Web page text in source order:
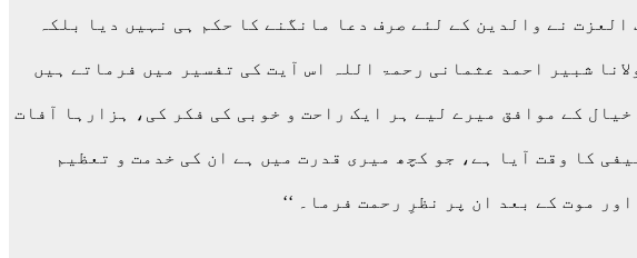
نے والدین کے لئے صرف دعا مانگنے کا حکم ہی نہیں دیا بلکہ
شبیر احمد عثمانی رحمۃ اللہ اس آیت کی تفسیر میں فرماتے ہیں
کے موافق میرے لیے ہر ایک راحت و خوبی کی فکر کی، ہزارہا آفات
کا وقت آیا ہے، جو کچھ میری قدرت میں ہے ان کی خدمت و تعظیم
موت کے بعد ان پر نظرِ رحمت فرما۔ ‘‘